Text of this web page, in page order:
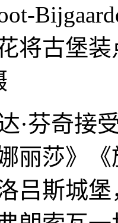
将古堡
芬奇接受
丽莎》
吕斯城